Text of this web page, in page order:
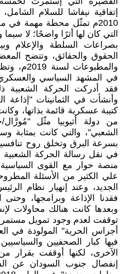
إتفاقية نيفاشا للسلام
2010م تمثّل محطة مهمة في
التي كان لها أثرًا واضحًا؛ لا سيما
بصراعات السلطة والإعلام
الحقوق والحقائق، وتتضح
في المشهد السياسي والعسكري
فقد أدركت الحركة الشعبية
وأنشأت في الثمانينات "إذاعة
كتيبة عسكرية قائمة بذاتها،
من دولة أثيوبيا مثّل
الشعبي"، والتي كانت بمثابة
بسرعة البرق وتخلق روح
في نقل رسالة الحركة
منصة حوار مع القوى السياسية
علي الكثير من الأسئلة
الجديد، وعند إنهيار نظام
فقدنا الإذاعة وبرامجها، وحتى
توقفت لعدم وجود تمويل
فيها كبار الصحفيين
الآخرى، لكنها أوقفت بقرار
إنفصال جنوب السودان عن